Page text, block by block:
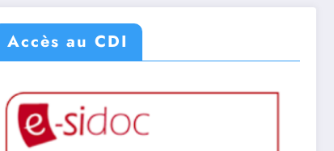
Accès au CDI